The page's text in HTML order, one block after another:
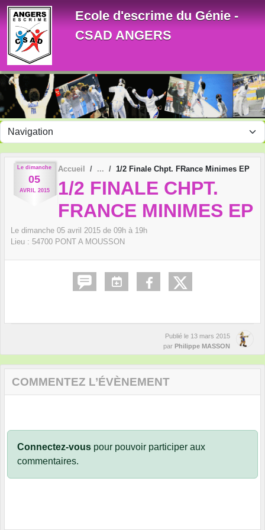
Ecole d'escrime du Génie -
CSAD ANGERS
Le dimanche
05
AVRIL 2015
Accueil 1/2 Finale Chpt. FRance Minimes EP
1/2 FINALE CHPT.
FRANCE MINIMES EP
Le dimanche 05 avril 2015 de 09h à 19h
Lieu : 54700 PONT A MOUSSON
Publié le 13 mars 2015
par Philippe MASSON
COMMENTEZ L’ÉVÈNEMENT
Connectez-vous pour pouvoir participer aux
commentaires.
Panneau de gestion des cookies